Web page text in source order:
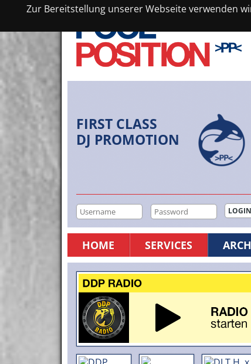
Zur Bereitstellung unserer Webseite verwenden
FIRST CLASS
DJ PROMOTION
HOME SERVICES